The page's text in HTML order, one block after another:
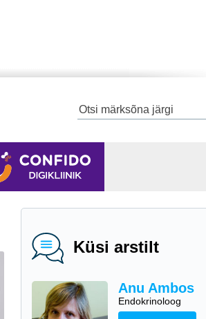
Küsi arstilt
Anu Ambos
Endokrinoloog